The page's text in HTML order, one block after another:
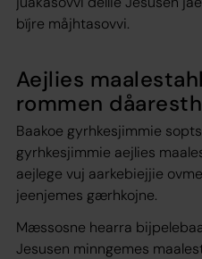
bïjre måjhtasovvi.
Aejlies
rommen dåaresth
Baakoe gyrhkesjimmie
gyrhkesjimmie aejlies
aejlege vuj aarkebiejjie
jeenjemes gærhkojne.
Mæssosne hearra
Jesusen minngemes